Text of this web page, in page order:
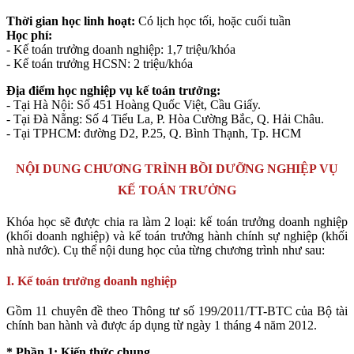
Thời gian học linh hoạt: Có lịch học tối, hoặc cuối tuần
Học phí:
- Kế toán trưởng doanh nghiệp: 1,7 triệu/khóa
- Kế toán trưởng HCSN: 2 triệu/khóa
Địa điểm học nghiệp vụ kế toán trưởng:
- Tại Hà Nội: Số 451 Hoàng Quốc Việt, Cầu Giấy.
- Tại Đà Nẵng: Số 4 Tiểu La, P. Hòa Cường Bắc, Q. Hải Châu.
- Tại TPHCM: đường D2, P.25, Q. Bình Thạnh, Tp. HCM
NỘI DUNG CHƯƠNG TRÌNH BỒI DƯỠNG NGHIỆP VỤ
KẾ TOÁN TRƯỞNG
Khóa học sẽ được chia ra làm 2 loại: kế toán trưởng doanh nghiệp
(khối doanh nghiệp) và kế toán trưởng hành chính sự nghiệp (khối
nhà nước). Cụ thể nội dung học của từng chương trình như sau:
I. Kế toán trưởng doanh nghiệp
Gồm 11 chuyên đề theo Thông tư số 199/2011/TT-BTC của Bộ tài
chính ban hành và được áp dụng từ ngày 1 tháng 4 năm 2012.